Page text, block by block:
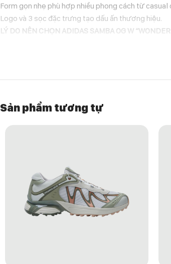
Form gọn nhẹ phù hợp nhiều phong cách từ casual
Logo và 3 sọc đặc trưng tạo dấu ấn thương hiệu.
LÝ DO NÊN CHỌN ADIDAS SAMBA OG W
Đây là lựa chọn lý tưởng cho những ai yêu thích
HƯỚNG DẪN BẢO QUẢN GIÀY
Lau sạch bằng khăn mềm ẩm sau khi sử dụng.
Không giặt nước để tránh hỏng form và bong keo.
Tránh phơi dưới nắng gắt để giữ màu sắc bền đẹp.
Sản phẩm tương tự